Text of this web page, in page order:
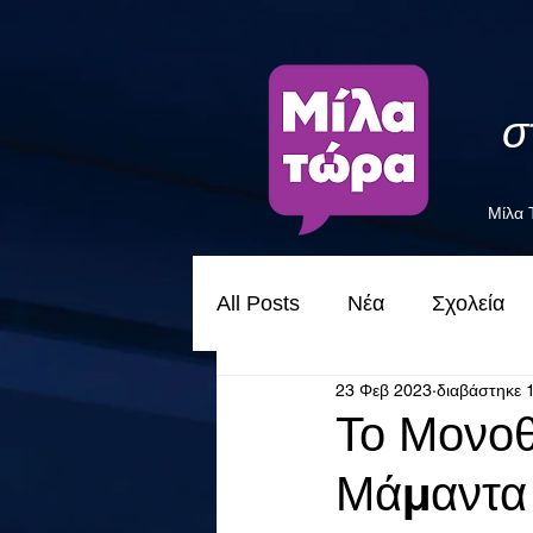
Μίλα
All Posts Νέα Σχολεία
Το
23 Φεβ 2023 διαβάστηκε